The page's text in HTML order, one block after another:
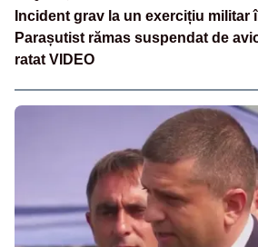
Incident grav la un exercițiu militar
Parașutist rămas suspendat de
ratat VIDEO